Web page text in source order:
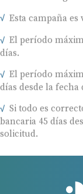
Esta campaña es
El período
días.
El período
días desde la fecha
Si todo es
bancaria 45 días
solicitud.